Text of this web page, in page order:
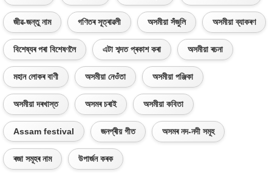
জীৱ-জন্তু নাম গণিতৰ সূত্ৰাৱলী অসমীয়া সঁজুলি অসমীয়া ব্যাকৰণ
বিশেষ্যৰ পৰা বিশেষণলৈ এটা শব্দত প্ৰকাশ কৰা অসমীয়া ৰচনা
মহান লোকৰ বাণী অসমীয়া নেওঁতা অসমীয়া পঞ্জিকা
অসমীয়া দৰখাস্ত অসমৰ চৰাই অসমীয়া কবিতা
Assam festival জনপ্ৰীয় গীত অসমৰ নদ-নদী সমূহ
ৰজা সমূহৰ নাম উপাৰ্জন কৰক